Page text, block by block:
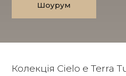
Шоурум
Колекція Cielo e Terra